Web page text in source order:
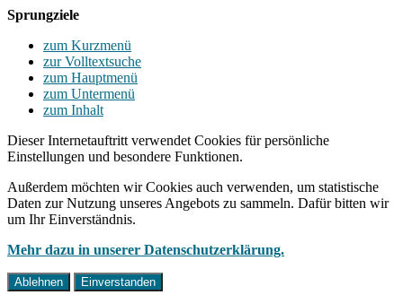
Sprungziele
zum Kurzmenü
zur Volltextsuche
zum Hauptmenü
zum Untermenü
zum Inhalt
Dieser Internetauftritt verwendet Cookies für persönliche
Einstellungen und besondere Funktionen.
Außerdem möchten wir Cookies auch verwenden, um statistische
Daten zur Nutzung unseres Angebots zu sammeln. Dafür bitten wir
um Ihr Einverständnis.
Mehr dazu in unserer Datenschutzerklärung.
Ablehnen Einverstanden